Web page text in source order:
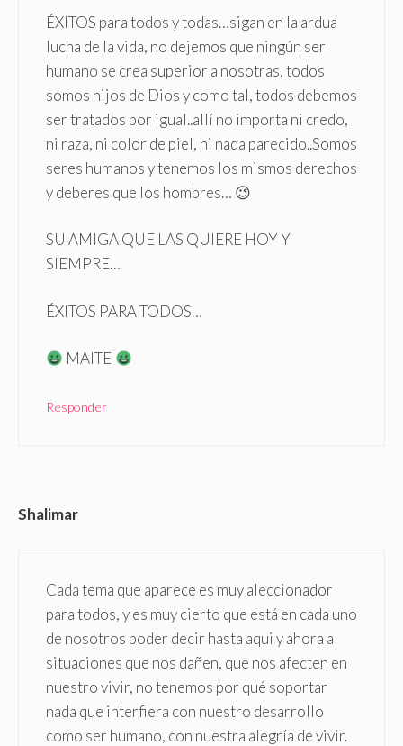
ÉXITOS para todos y todas…sigan en la ardua
lucha de la vida, no dejemos que ningún ser
humano se crea superior a nosotras, todos
somos hijos de Dios y como tal, todos debemos
ser tratados por igual..allí no importa ni credo,
ni raza, ni color de piel, ni nada parecido..Somos
seres humanos y tenemos los mismos derechos
y deberes que los hombres… 😉
SU AMIGA QUE LAS QUIERE HOY Y
SIEMPRE…
ÉXITOS PARA TODOS…
MAITE
Responder
Shalimar
Cada tema que aparece es muy aleccionador
para todos, y es muy cierto que está en cada uno
de nosotros poder decir hasta aqui y ahora a
situaciones que nos dañen, que nos afecten en
nuestro vivir, no tenemos por qué soportar
nada que interfiera con nuestro desarrollo
como ser humano, con nuestra alegría de vivir.